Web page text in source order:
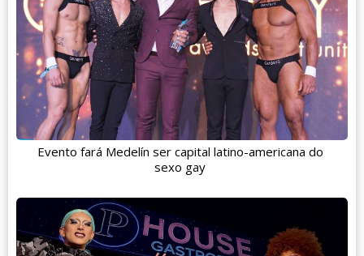
Evento fará Medelín ser capital latino-americana do
sexo gay